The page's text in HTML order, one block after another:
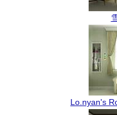
Lo.nyan's